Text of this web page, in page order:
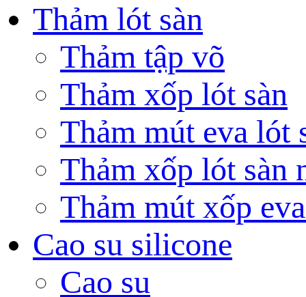
Thảm lót sàn
Thảm tập võ
Thảm xốp lót sàn
Thảm mút eva lót
Thảm xốp lót sàn
Thảm mút xốp
Cao su silicone
Cao su